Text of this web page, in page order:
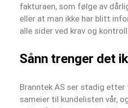
fakturaen, som følge av
eller at man ikke har blitt
alle sider ved krav og kontroll.
Sånn trenger det
Branntek AS ser stadig
sameier til kundelisten vår,